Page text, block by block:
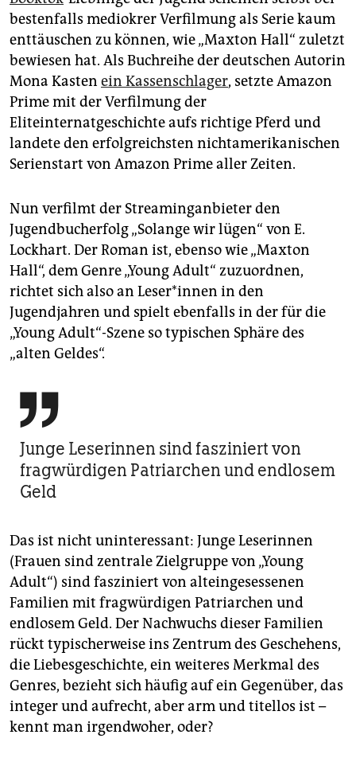
epaper login
bestenfalls mediokrer Verfilmung als Serie kaum
enttäuschen zu können, wie „Maxton Hall“ zuletzt
bewiesen hat. Als Buchreihe der deutschen Autorin
Mona Kasten ein Kassenschlager, setzte Amazon
Prime mit der Verfilmung der
Eliteinternatgeschichte aufs richtige Pferd und
landete den erfolgreichsten nichtamerikanischen
Serienstart von Amazon Prime aller Zeiten.
Nun verfilmt der Streaminganbieter den
Jugendbucherfolg „Solange wir lügen“ von E.
Lockhart. Der Roman ist, ebenso wie „Maxton
Hall“, dem Genre „Young Adult“ zuzuordnen,
richtet sich also an Le­se­r*in­nen in den
Jugendjahren und spielt ebenfalls in der für die
„Young Adult“-Szene so typischen Sphäre des
„alten Geldes“.

Junge Leserinnen sind fasziniert von
fragwürdigen Patriarchen und endlosem
Geld
Das ist nicht uninteressant: Junge Leserinnen
(Frauen sind zentrale Zielgruppe von „Young
Adult“) sind fasziniert von alteingesessenen
Familien mit fragwürdigen Patriarchen und
endlosem Geld. Der Nachwuchs dieser Familien
rückt typischerweise ins Zentrum des Geschehens,
die Liebesgeschichte, ein weiteres Merkmal des
Genres, bezieht sich häufig auf ein Gegenüber, das
integer und aufrecht, aber arm und titellos ist –
kennt man irgendwoher, oder?